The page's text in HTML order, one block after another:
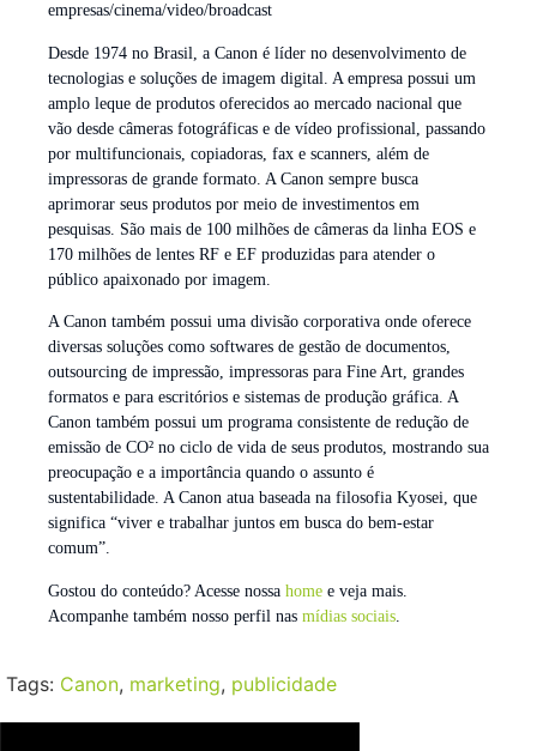
empresas/cinema/video/broadcast
Desde 1974 no Brasil, a Canon é líder no desenvolvimento de
tecnologias e soluções de imagem digital. A empresa possui um
amplo leque de produtos oferecidos ao mercado nacional que
vão desde câmeras fotográficas e de vídeo profissional, passando
por multifuncionais, copiadoras, fax e scanners, além de
impressoras de grande formato. A Canon sempre busca
aprimorar seus produtos por meio de investimentos em
pesquisas. São mais de 100 milhões de câmeras da linha EOS e
170 milhões de lentes RF e EF produzidas para atender o
público apaixonado por imagem.
A Canon também possui uma divisão corporativa onde oferece
diversas soluções como softwares de gestão de documentos,
outsourcing de impressão, impressoras para Fine Art, grandes
formatos e para escritórios e sistemas de produção gráfica. A
Canon também possui um programa consistente de redução de
emissão de CO² no ciclo de vida de seus produtos, mostrando sua
preocupação e a importância quando o assunto é
sustentabilidade. A Canon atua baseada na filosofia Kyosei, que
significa “viver e trabalhar juntos em busca do bem-estar
comum”.
Gostou do conteúdo? Acesse nossa home e veja mais.
Acompanhe também nosso perfil nas mídias sociais
Tags: Canon, marketing, publicidade